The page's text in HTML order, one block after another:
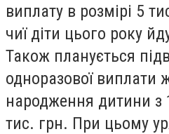
виплату в розмірі 5
чиї діти цього року
Також планується
одноразової виплати
народження дитини з
тис. грн. При цьому